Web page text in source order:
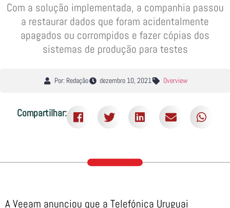
Com a solução implementada, a companhia passou
a restaurar dados que foram acidentalmente
apagados ou corrompidos e fazer cópias dos
sistemas de produção para testes
Por: Redação dezembro 10, 2021 Overview
Compartilhar:
A Veeam anunciou que a Telefónica Uruguai